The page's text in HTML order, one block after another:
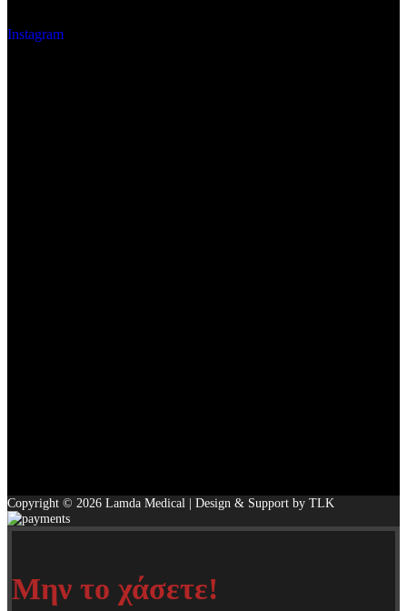
Instagram
Copyright © 2026 Lamda Medical | Design & Support by TLK
Μην το χάσετε!